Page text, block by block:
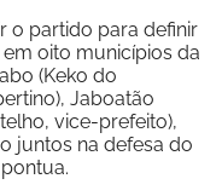
o partido para definir
oito municípios da
(Keko do
Jaboatão
vice-prefeito),
juntos na defesa do